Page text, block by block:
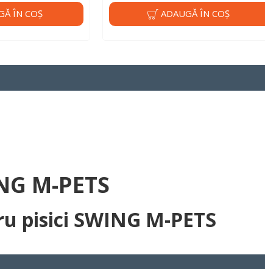
ÎN COŞ ADAUGĂ ÎN COŞ
M-PETS
pisici SWING M-PETS